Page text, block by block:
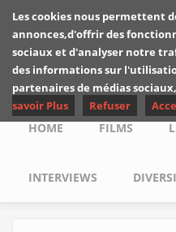
Skip to main content
Les
Main menu
HOME FILMS
INTERVIEWS
Les cookies nous permettent
annonces,d'offrir des
sociaux et d'analyser notre
des informations sur
partenaires de médias
savoir Plus
Refuser